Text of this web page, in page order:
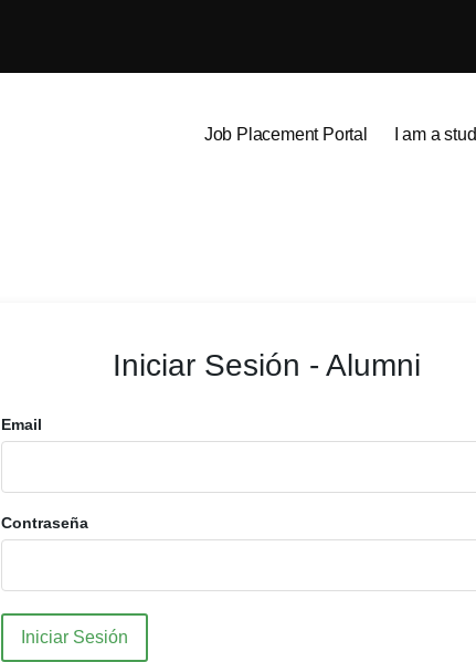
Job Placement Portal I am a
Iniciar Sesión - Alumni
Email
Contraseña
Iniciar Sesión